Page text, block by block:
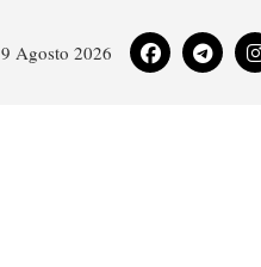
9 Agosto 2026